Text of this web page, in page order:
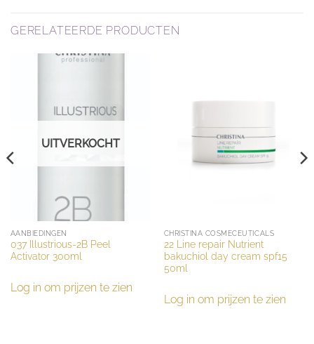
GERELATEERDE PRODUCTEN
UITVERKOCHT
AANBIEDINGEN
037 Illustrious-2B Peel
Activator 300ml
Log in om prijzen te zien
CHRISTINA COSMECEUTICALS
22 Line repair Nutrient
bakuchiol day cream spf15
50ml
Log in om prijzen te zien